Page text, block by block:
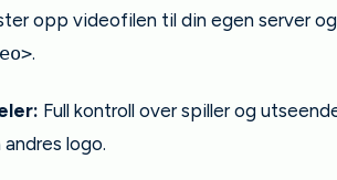
opp videofilen til din egen server
.
Full kontroll over spiller og
andres logo.